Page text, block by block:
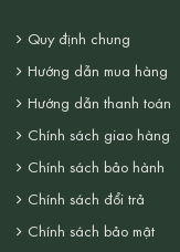
Quy định chung
Hướng dẫn mua hàng
Hướng dẫn thanh toán
Chính sách giao hàng
Chính sách bảo hành
Chính sách đổi trả
Chính sách bảo mật